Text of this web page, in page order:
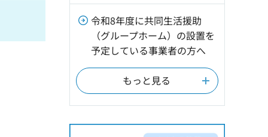
令和8年度に共同生活援助
（グループホーム）の設置を
予定している事業者の方へ
もっと見る